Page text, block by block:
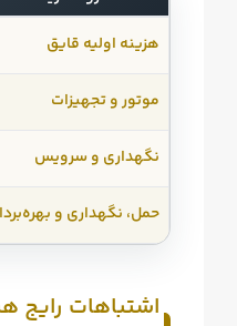
هزینه اولیه قایق
موتور و تجهیزات
نگهداری و سرویس
حمل، نگهداری و
اشتباهات رایج